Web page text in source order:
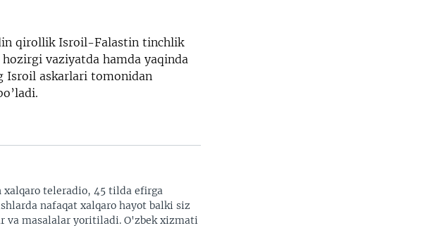
qirollik Isroil-Falastin tinchlik
vaziyatda hamda yaqinda
Isroil askarlari tomonidan
xalqaro teleradio, 45 tilda efirga
nafaqat xalqaro hayot balki siz
va masalalar yoritiladi. O'zbek xizmati